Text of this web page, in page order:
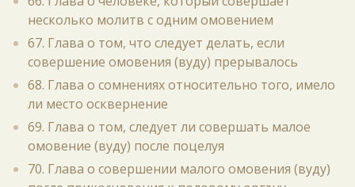
несколько молитв с одним омовением
67. Глава о том, что следует делать, если
совершение омовения (вуду) прерывалось
68. Глава о сомнениях относительно того, имело
ли место осквернение
69. Глава о том, следует ли совершать малое
омовение (вуду) после поцелуя
70. Глава о совершении малого омовения (вуду)